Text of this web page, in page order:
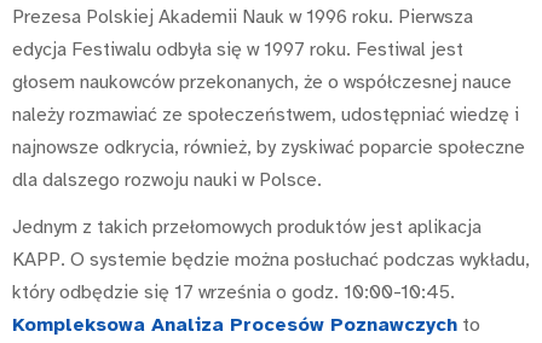
Prezesa Polskiej Akademii Nauk w 1996 roku. Pierwsza
edycja Festiwalu odbyła się w 1997 roku. Festiwal jest
głosem naukowców przekonanych, że o współczesnej nauce
należy rozmawiać ze społeczeństwem, udostępniać wiedzę i
najnowsze odkrycia, również, by zyskiwać poparcie społeczne
dla dalszego rozwoju nauki w Polsce.
Jednym z takich przełomowych produktów jest aplikacja
KAPP. O systemie będzie można posłuchać podczas wykładu,
który odbędzie się 17 września o godz. 10:00-10:45.
Kompleksowa Analiza Procesów Poznawczych to